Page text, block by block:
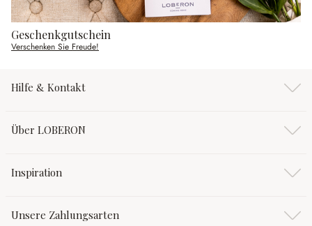
Geschenkgutschein
Verschenken Sie Freude!
Hilfe & Kontakt
Über LOBERON
Inspiration
Unsere Zahlungsarten